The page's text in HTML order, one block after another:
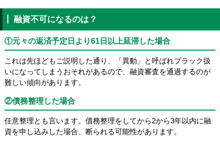
融資不可になるのは？
①元々の返済予定日より61日以上延滞した場合
これは先ほどもご説明した通り、「異動」と呼ばれブラック扱
いになってしまうおそれがあるので、融資審査を通過するのが
難しい傾向があります。
②債務整理した場合
任意整理とも言います。債務整理をしてから2から3年以内に融
資を申し込みした場合、断られる可能性があります。